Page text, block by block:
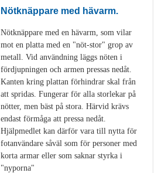
Nötknäppare med hävarm.
Nötknäppare med en hävarm, som vilar
mot en platta med en "nöt-stor" grop av
metall. Vid användning läggs nöten i
fördjupningen och armen pressas nedåt.
Kanten kring plattan förhindrar skal från
att spridas. Fungerar för alla storlekar på
nötter, men bäst på stora. Härvid krävs
endast förmåga att pressa nedåt.
Hjälpmedlet kan därför vara till nytta för
fotanvändare såväl som för personer med
korta armar eller som saknar styrka i
"nyporna"